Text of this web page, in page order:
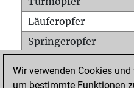
Läuferopfer
Springeropfer
Matt auf vollem Brett
Wir verwenden Cookies
um bestimmte Funktionen